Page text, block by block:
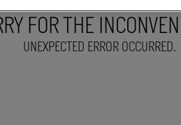
FOR THE
UNEXPECTED ERROR OCCURRED.